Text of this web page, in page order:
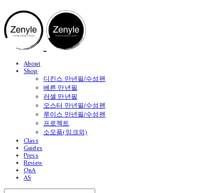
About
Shop
디킨스 만년필/수성펜
베른 만년필
러셀 만년필
오스터 만년필/수성펜
루이스 만년필/수성펜
프로젝트
소모품(잉크외)
Class
Guides
Press
Review
QnA
AS